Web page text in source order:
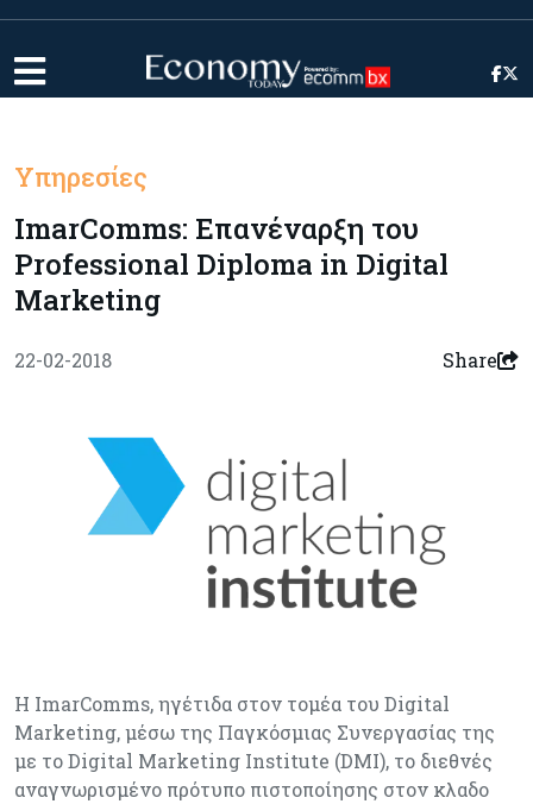
Υπηρεσίες
ImarComms: Επανέναρξη του
Professional Diploma in Digital
Marketing
22-02-2018 Share
Η ImarComms, ηγέτιδα στον τομέα του Digital
Marketing, μέσω της Παγκόσμιας Συνεργασίας της
με το Digital Marketing Institute (DMI), το διεθνές
αναγνωρισμένο πρότυπο πιστοποίησης στον κλαδο